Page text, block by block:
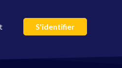
S'identifier